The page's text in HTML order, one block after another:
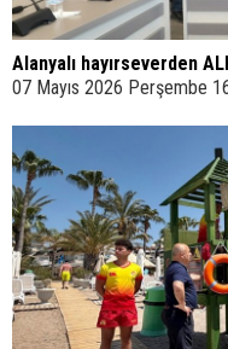
Alanyalı hayırseverden
07 Mayıs 2026 Perşembe